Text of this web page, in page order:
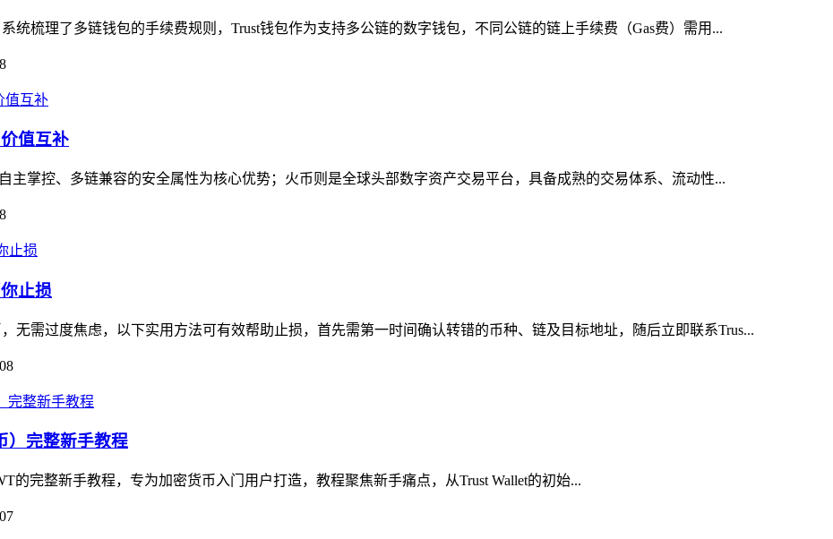
统梳理了多链钱包的手续费规则，Trust钱包作为支持多公链的数字钱包，不同公链的链上手续费（Gas费）需用...
值互补
主掌控、多链兼容的安全属性为核心优势；火币则是全球头部数字资产交易平台，具备成熟的交易体系、流动性...
止损
无需过度焦虑，以下实用方法可有效帮助止损，首先需第一时间确认转错的币种、链及目标地址，随后立即联系Trus...
）完整新手教程
的完整新手教程，专为加密货币入门用户打造，教程聚焦新手痛点，从Trust Wallet的初始...